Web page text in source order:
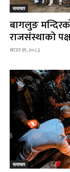
समाचार
बागलुङ
राजसंस्थाको
साउन १९, २०८३
समाचार